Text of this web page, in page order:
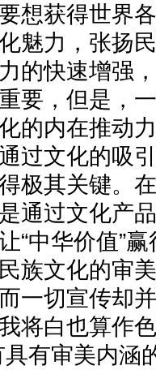
想获得世界
魅力，张扬
的快速增强
要，但是，
的内在推动
过文化的吸
极其关键。
通过文化产
“中华价值”
族文化的审
一切宣传却
将白也算作
有审美内涵